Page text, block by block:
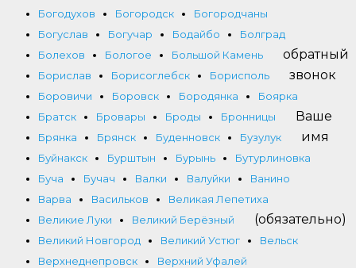
Богодухов
Богородск
Богородчаны
Богуслав
Богучар Бодайбо
Болград
Болехов
Бологое
Большой Камень
Борислав
Борисоглебск
Борисполь
Боровичи
Боровск Бородянка
Боярка
Братск
Бровары Броды
Бронницы
Брянка
Брянск Буденновск
Бузулук
Буйнакск
Бурштын Бурынь
Бутурлиновка
Буча
Бучач Валки Валуйки
Ванино
Варва
Васильков
Великая Лепетиха
Великие Луки
Великий Берёзный
Великий Новгород
Великий Устюг
Вельск
Верхнеднепровск
Верхний Уфалей
обратный
звонок
Ваше
имя
(обязательно)